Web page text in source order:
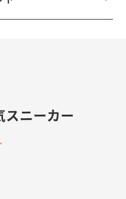
スニーカー